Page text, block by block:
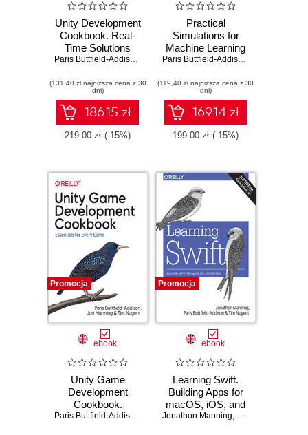
Unity Development
Cookbook. Real-
Time Solutions
from Game
2nd Edition
Paris Buttfield-Addison Jon Manning,Tim Nugent
(131,40 zł najniższa cena z 30
dni)
186.15 zł
219.00 zł (-15%)
Practical
Simulations for
Machine Learning
Paris Buttfield-Addison
(119,40 zł najniższa cena z 30
dni)
169.14 zł
199.00 zł (-15%)
Promocja
ebook
Unity Game
Development
Cookbook.
Essentials for Paris Buttfield-Addison Jon Manning, Tim Nugent
Promocja
ebook
Learning Swift.
Building Apps for
macOS, iOS, and
Beyond. 3rd
Jonathon Manning, Paris Buttfield-